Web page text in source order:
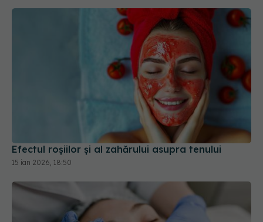
Efectul roșiilor și al zahărului asupra tenului
15 ian 2026, 18:50